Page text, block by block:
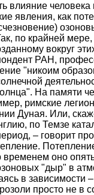
влияние человека
явления, как
по крайней
вокруг
РАН,
"никоим
На памяти
римские
Дуная. Или,
по Темзе
– говорит
временем оно
"дыр" в
в зависимости
просто не в